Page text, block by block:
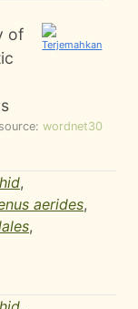
of
source: wordnet30
,
aerides,
,